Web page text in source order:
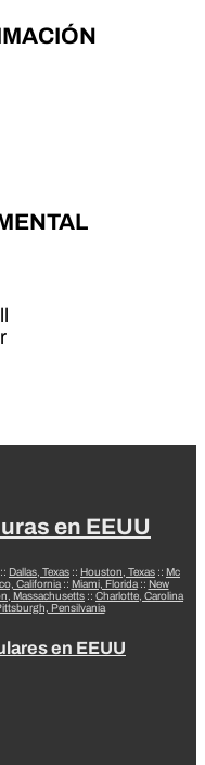
en EEUU
:: Dallas, Texas :: Houston, Texas :: Mc
California:: Miami, Florida:: New
Massachusetts :: Charlotte, Carolina
Pensilvania
en EEUU